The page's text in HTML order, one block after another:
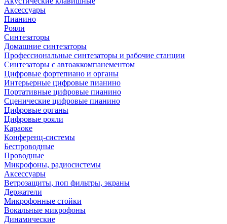
Аксессуары
Пианино
Рояли
Синтезаторы
Домашние синтезаторы
Профессиональные синтезаторы и рабочие станции
Синтезаторы с автоаккомпанементом
Цифровые фортепиано и органы
Интерьерные цифровые пианино
Портативные цифровые пианино
Сценические цифровые пианино
Цифровые органы
Цифровые рояли
Караоке
Конференц-системы
Беспроводные
Проводные
Микрофоны, радиосистемы
Аксессуары
Ветрозащиты, поп фильтры, экраны
Держатели
Микрофонные стойки
Вокальные микрофоны
Динамические